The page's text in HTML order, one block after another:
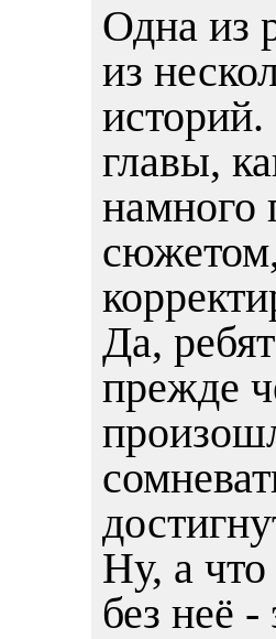
Одна из
из
главы,
намного
Да,
прежде
Ну, а
без неё